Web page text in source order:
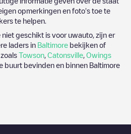
opmerkingen en foto's toe te
te helpen.
niet geschikt is voor uwauto, zijn er
laders in Baltimore bekijken of
Towson Catonsville Owings
buurt bevinden en binnen Baltimore